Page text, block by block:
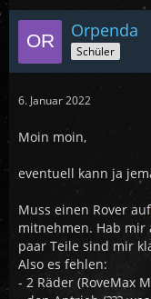
Orpenda
Schüler
6. Januar 2022
Moin moin,
eventuell kann ja
Muss einen Rover auf
mitnehmen. Hab mir
paar Teile sind mir
Also es fehlen:
- 2 Räder (RoveMax